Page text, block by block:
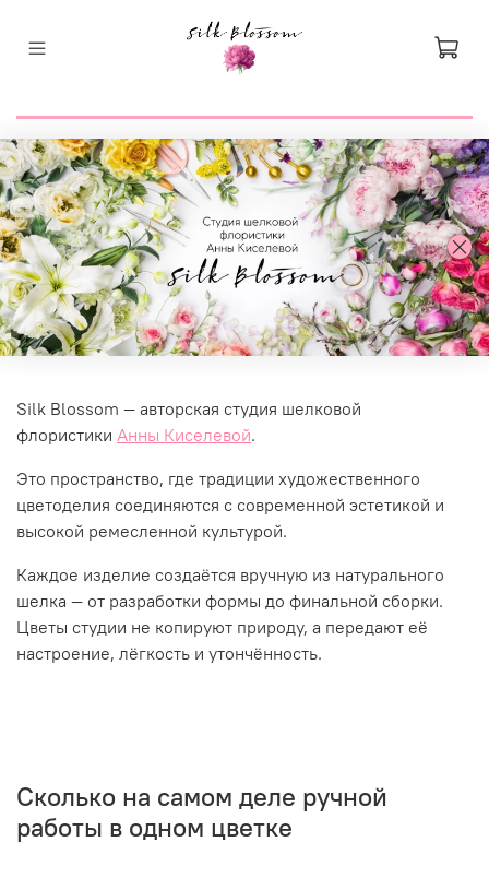
Silk Blossom — авторская студия шелковой
флористики Анны Киселевой.
Это пространство, где традиции художественного
цветоделия соединяются с современной эстетикой и
высокой ремесленной культурой.
Каждое изделие создаётся вручную из натурального
шелка — от разработки формы до финальной сборки.
Цветы студии не копируют природу, а передают её
настроение, лёгкость и утончённость.
Сколько на самом деле ручной
работы в одном цветке